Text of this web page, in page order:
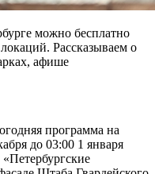
можно бесплатно
Рассказываем о
афише
программа на
до 03:00 1 января